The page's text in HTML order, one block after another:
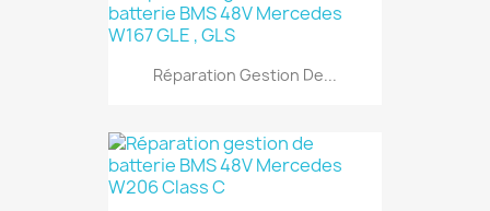
Réparation Gestion De...